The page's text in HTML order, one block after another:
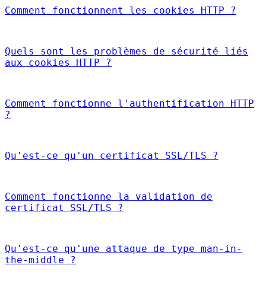
Comment fonctionnent les cookies HTTP ?
Quels sont les problèmes de sécurité liés
aux cookies HTTP ?
Comment fonctionne l'authentification HTTP
?
Qu'est-ce qu'un certificat SSL/TLS ?
Comment fonctionne la validation de
certificat SSL/TLS ?
Qu'est-ce qu'une attaque de type man-in-
the-middle ?